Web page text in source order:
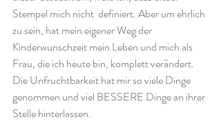
Stempel mich nicht  definiert. Aber um ehrlich
zu sein, hat mein eigener Weg der
Kinderwunschzeit mein Leben und mich als
Frau, die ich heute bin, komplett verändert.
Die Unfruchtbarkeit hat mir so viele Dinge
genommen und viel BESSERE Dinge an ihrer
Stelle hinterlassen.